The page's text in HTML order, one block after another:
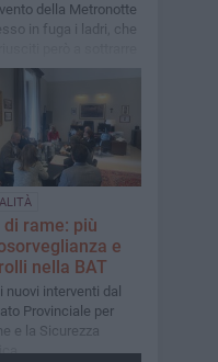
della Metronotte
in fuga i ladri, che
della merce
di rame: più
e
nella BAT
nuovi interventi dal
Provinciale per
e la Sicurezza